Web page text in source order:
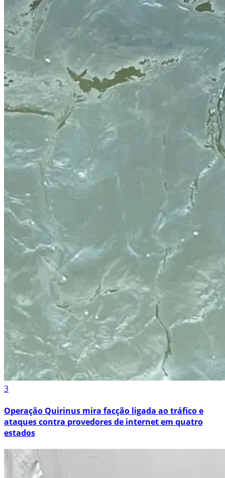
3
Operação Quirinus mira facção ligada ao tráfico e
ataques contra provedores de internet em quatro
estados